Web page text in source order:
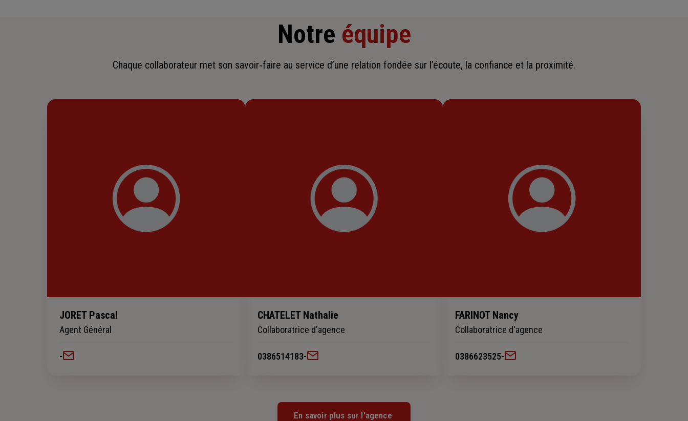
Notre équipe
Chaque collaborateur met son savoir‑faire au service d’une relation fondée sur l’écoute, la confiance et la proximité.
JORET Pascal
Agent Général
-
CHATELET Nathalie
Collaboratrice d'agence
0386514183-
FARINOT Nancy
Collaboratrice d'agence
0386623525-
En savoir plus sur l'agence